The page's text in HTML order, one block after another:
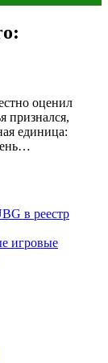
оценил
признался,
единица:
в реестр
игровые